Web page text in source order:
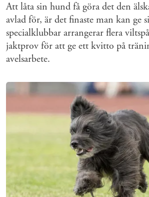
Att låta sin hund få göra det den
avlad för, är det finaste man kan ge
specialklubbar arrangerar flera
jaktprov för att ge ett kvitto på
avelsarbete.